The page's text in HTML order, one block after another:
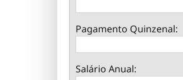
Pagamento Quinzenal:
Salário Anual: